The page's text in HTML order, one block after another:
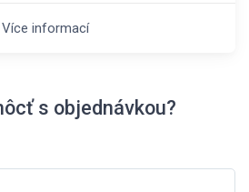
Více informací
s objednávkou?